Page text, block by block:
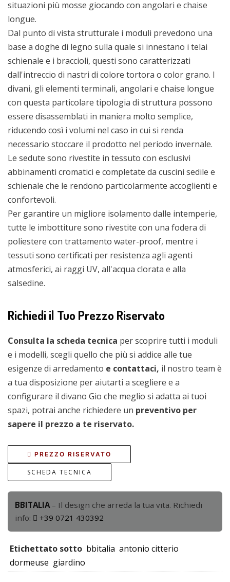
situazioni più mosse giocando con angolari e chaise
longue.
Dal punto di vista strutturale i moduli prevedono una
base a doghe di legno sulla quale si innestano i telai
schienale e i braccioli, questi sono caratterizzati
dall'intreccio di nastri di colore tortora o color grano. I
divani, gli elementi terminali, angolari e chaise longue
con questa particolare tipologia di struttura possono
essere disassemblati in maniera molto semplice,
riducendo così i volumi nel caso in cui si renda
necessario stoccare il prodotto nel periodo invernale.
Le sedute sono rivestite in tessuto con esclusivi
abbinamenti cromatici e completate da cuscini sedile e
schienale che le rendono particolarmente accoglienti e
confortevoli.
Per garantire un migliore isolamento dalle intemperie,
tutte le imbottiture sono rivestite con una fodera di
poliestere con trattamento water-proof, mentre i
tessuti sono certificati per resistenza agli agenti
atmosferici, ai raggi UV, all'acqua clorata e alla
salsedine.
Richiedi il Tuo Prezzo Riservato
Consulta la scheda tecnica per scoprire tutti i moduli
e i modelli, scegli quello che più si addice alle tue
esigenze di arredamento e contattaci, il nostro team è
a tua disposizione per aiutarti a scegliere e a
configurare il divano Gio che meglio si adatta ai tuoi
spazi, potrai anche richiedere un preventivo per
sapere il prezzo a te riservato.
PREZZO RISERVATO
SCHEDA TECNICA
BBITALIA – Il design che arreda la tua vita. Richiedi
info:
+39 0721 430392
Etichettato sotto bbitalia antonio citterio
dormeuse giardino